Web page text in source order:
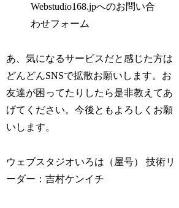
Webstudio168.jpへのお問い合
わせフォーム
あ、気になるサービスだと感じた方は
どんどんSNSで拡散お願いします。お
友達が困ってたりしたら是非教えてあ
げてください。今後ともよろしくお願
いします。
ウェブスタジオいろは（屋号） 技術リ
ーダー：吉村ケンイチ